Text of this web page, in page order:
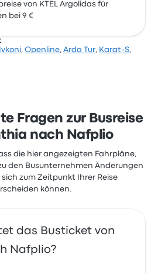
von KTEL Argolidas für
bei 9 €
,Openline,Arda Tur, Karat-S,
Fragen zur Busreise
nach Nafplio
die hier angezeigten Fahrpläne,
den Busunternehmen Änderungen
zum Zeitpunkt Ihrer Reise
können.
das Busticket von
Nafplio?